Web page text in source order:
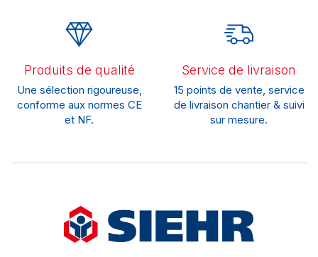
Produits de qualité
Une sélection rigoureuse,
conforme aux normes CE
et NF.
Service de livraison
15 points de vente, service
de livraison chantier & suivi
sur mesure.